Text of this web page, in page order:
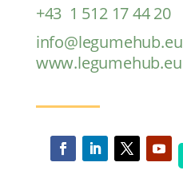
+43 1 512 17 44 20
info@legumehub.eu
www.legumehub.eu